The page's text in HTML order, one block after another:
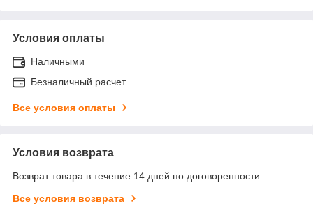
Условия оплаты
Наличными
Безналичный расчет
Все условия оплаты
Условия возврата
Возврат товара в течение 14 дней по договоренности
Все условия возврата